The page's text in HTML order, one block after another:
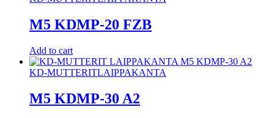
M5 KDMP-20 FZB
Add to cart
KD-MUTTERITLAIPPAKANTA
M5 KDMP-30 A2